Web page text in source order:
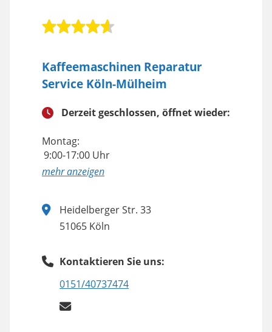
Kaffeemaschinen Reparatur
Service Köln-Mülheim
Derzeit geschlossen, öffnet wieder:
Montag:
9:00-17:00 Uhr
anzeigen
Heidelberger Str. 33
51065 Köln
Kontaktieren Sie uns:
0151/40737474